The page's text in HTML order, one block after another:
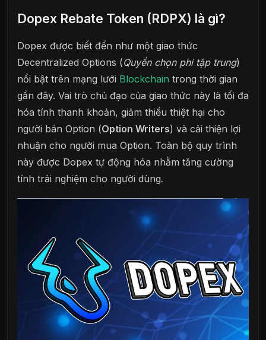
Dopex Rebate Token (RDPX) là gì?
Dopex được biết đến như một giao thức
Decentralized Options (Quyền chọn phi tập trung)
nổi bật trên mạng lưới Blockchain trong thời gian
gần đây. Vai trò chủ đạo của giao thức này là tối đa
hóa tính thanh khoản, giảm thiểu thiệt hại cho
người bán Option (Option Writers) và cải thiện lợi
nhuận cho người mua Option. Toàn bộ quy trình
này được Dopex tự động hóa nhằm tăng cường
tính trải nghiệm cho người dùng.